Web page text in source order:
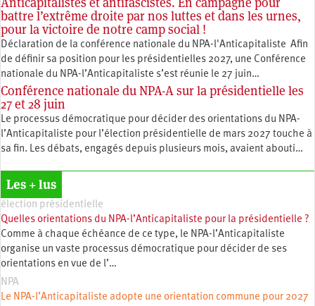
battre l’extrême droite par nos luttes et dans les urnes,
pour la victoire de notre camp social !
Déclaration de la conférence nationale du NPA-l'Anticapitaliste Afin
de définir sa position pour les présidentielles 2027, une Conférence
nationale du NPA-l’Anticapitaliste s’est réunie le 27 juin…
Conférence nationale du NPA-A sur la présidentielle les
27 et 28 juin
Le processus démocratique pour décider des orientations du NPA-
l’Anticapitaliste pour l’élection présidentielle de mars 2027 touche à
sa fin. Les débats, engagés depuis plusieurs mois, avaient abouti…
Les + lus
élection présidentielle
Quelles orientations du NPA-l’Anticapitaliste pour la présidentielle ?
Comme à chaque échéance de ce type, le NPA-l’Anticapitaliste
organise un vaste processus démocratique pour décider de ses
orientations en vue de l’…
NPA
Le NPA-l’Anticapitaliste adopte une orientation commune pour 2027